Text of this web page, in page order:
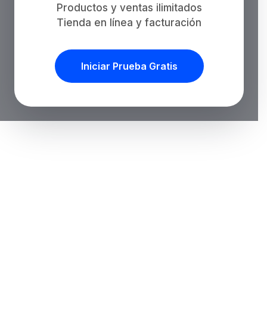
Productos y ventas ilimitados
Tienda en línea y facturación
Iniciar Prueba Gratis